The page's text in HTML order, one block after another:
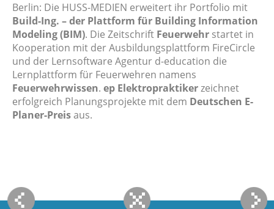
Berlin: Die HUSS-MEDIEN erweitert ihr Portfolio mit
Build-Ing. – der Plattform für Building Information
Modeling (BIM). Die Zeitschrift Feuerwehr startet in
Kooperation mit der Ausbildungsplattform FireCircle
und der Lernsoftware Agentur d-education die
Lernplattform für Feuerwehren namens
Feuerwehrwissen. ep Elektropraktikerzeichnet
erfolgreich Planungsprojekte mit dem Deutschen E-
Planer-Preisaus.